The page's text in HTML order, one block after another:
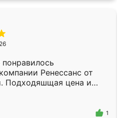
Ренессанс от
Подходяшщая цена и
Приехавший
Владислав
эскизу самый
1